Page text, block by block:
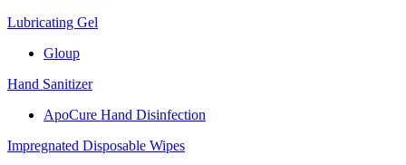
Lubricating Gel
Gloup
Hand Sanitizer
ApoCure Hand Disinfection
Impregnated Disposable Wipes